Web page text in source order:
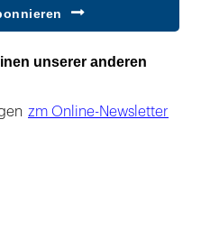
unserer anderen
zm Online-Newsletter